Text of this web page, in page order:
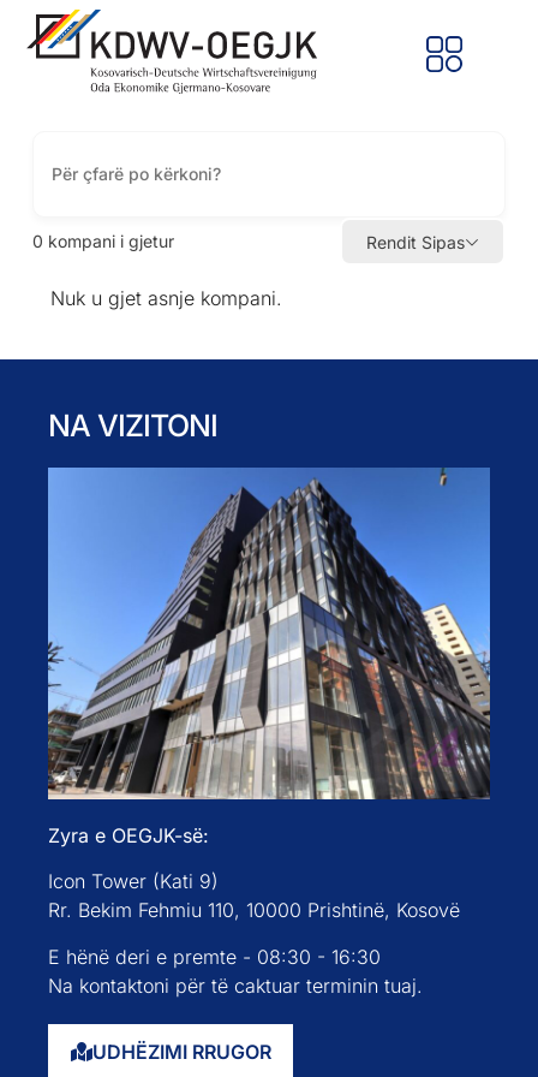
0 kompani i gjetur Rendit Sipas
Nuk u gjet asnje kompani.
NA VIZITONI
Zyra e OEGJK-së:
Icon Tower (Kati 9)
Rr. Bekim Fehmiu 110, 10000 Prishtinë, Kosovë
E hënë deri e premte - 08:30 - 16:30
Na kontaktoni për të caktuar terminin tuaj.
UDHËZIMI RRUGOR